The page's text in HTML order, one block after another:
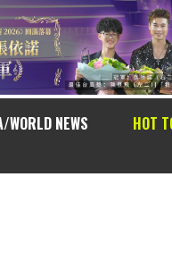
WORLD NEWS HOT